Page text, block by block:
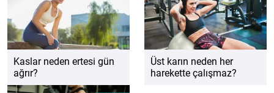
Kaslar neden ertesi gün
ağrır?
Üst karın neden her
harekette çalışmaz?